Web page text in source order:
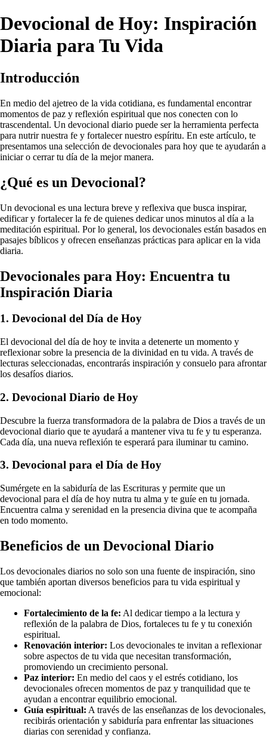
Devocional de Hoy: Inspiración
Diaria para Tu Vida
Introducción
En medio del ajetreo de la vida cotidiana, es fundamental encontrar
momentos de paz y reflexión espiritual que nos conecten con lo
trascendental. Un devocional diario puede ser la herramienta perfecta
para nutrir nuestra fe y fortalecer nuestro espíritu. En este artículo, te
presentamos una selección de devocionales para hoy que te ayudarán a
iniciar o cerrar tu día de la mejor manera.
¿Qué es un Devocional?
Un devocional es una lectura breve y reflexiva que busca inspirar,
edificar y fortalecer la fe de quienes dedicar unos minutos al día a la
meditación espiritual. Por lo general, los devocionales están basados en
pasajes bíblicos y ofrecen enseñanzas prácticas para aplicar en la vida
diaria.
Devocionales para Hoy: Encuentra tu
Inspiración Diaria
1. Devocional del Día de Hoy
El devocional del día de hoy te invita a detenerte un momento y
reflexionar sobre la presencia de la divinidad en tu vida. A través de
lecturas seleccionadas, encontrarás inspiración y consuelo para afrontar
los desafíos diarios.
2. Devocional Diario de Hoy
Descubre la fuerza transformadora de la palabra de Dios a través de un
devocional diario que te ayudará a mantener viva tu fe y tu esperanza.
Cada día, una nueva reflexión te esperará para iluminar tu camino.
3. Devocional para el Día de Hoy
Sumérgete en la sabiduría de las Escrituras y permite que un
devocional para el día de hoy nutra tu alma y te guíe en tu jornada.
Encuentra calma y serenidad en la presencia divina que te acompaña
en todo momento.
Beneficios de un Devocional Diario
Los devocionales diarios no solo son una fuente de inspiración, sino
que también aportan diversos beneficios para tu vida espiritual y
emocional:
Fortalecimiento de la fe: Al dedicar tiempo a la lectura y
reflexión de la palabra de Dios, fortaleces tu fe y tu conexión
espiritual.
Renovación interior: Los devocionales te invitan a reflexionar
sobre aspectos de tu vida que necesitan transformación,
promoviendo un crecimiento personal.
Paz interior: En medio del caos y el estrés cotidiano, los
devocionales ofrecen momentos de paz y tranquilidad que te
ayudan a encontrar equilibrio emocional.
Guía espiritual: A través de las enseñanzas de los devocionales,
recibirás orientación y sabiduría para enfrentar las situaciones
diarias con serenidad y confianza.